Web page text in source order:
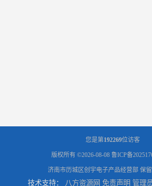
您是第192269位访客
版权所有 ©2026-08-08 鲁ICP备
济南市历城区创宇电子产品经营部 保
技术支持： 八方资源网 免责声明 管理